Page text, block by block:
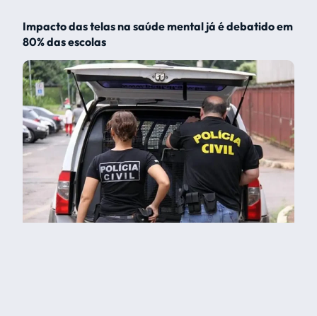
Impacto das telas na saúde mental já é debatido em
80% das escolas